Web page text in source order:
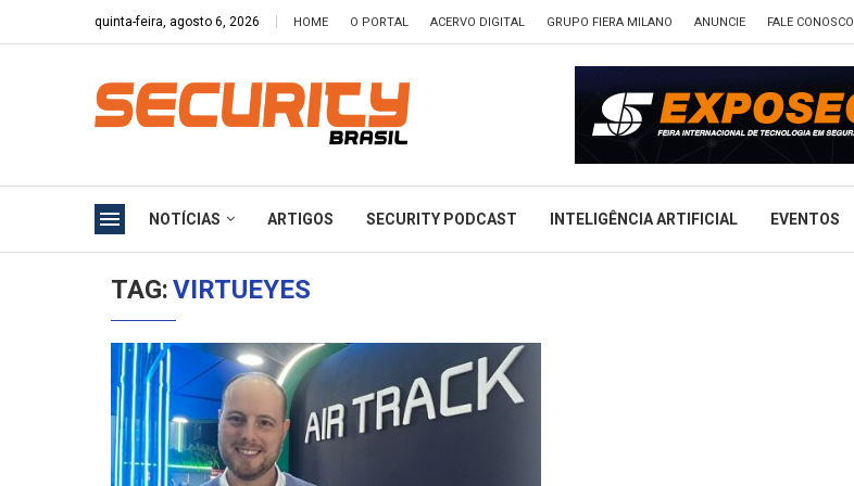
quinta-feira, agosto 6, 2026 HOME O PORTAL ACERVO DIGITAL GRUPO FIERA MILANO ANUNCIE FALE CONOSCO
NOTÍCIAS ARTIGOS SECURITY PODCAST INTELIGÊNCIA ARTIFICIAL EVENTOS
TAG:VIRTUEYES